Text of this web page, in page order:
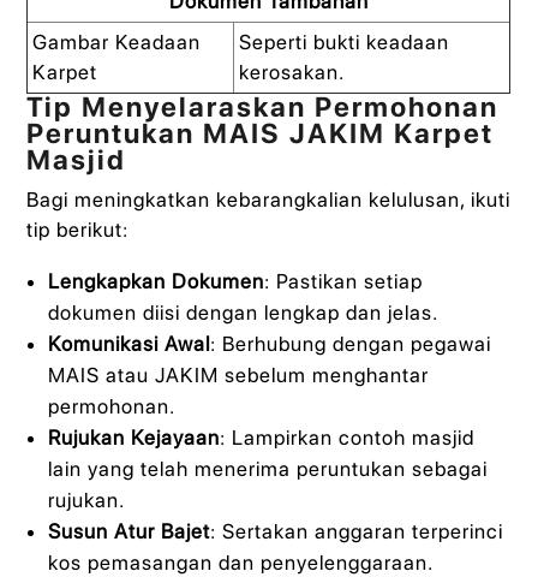
Gambar Keadaan
Karpet
Seperti bukti keadaan
kerosakan.
Tip Menyelaraskan Permohonan
Peruntukan MAIS JAKIM Karpet
Masjid
Bagi meningkatkan kebarangkalian kelulusan, ikuti
tip berikut:
Lengkapkan Dokumen: Pastikan setiap
dokumen diisi dengan lengkap dan jelas.
Komunikasi Awal: Berhubung dengan pegawai
MAIS atau JAKIM sebelum menghantar
permohonan.
Rujukan Kejayaan: Lampirkan contoh masjid
lain yang telah menerima peruntukan sebagai
rujukan.
Susun Atur Bajet: Sertakan anggaran terperinci
kos pemasangan dan penyelenggaraan.